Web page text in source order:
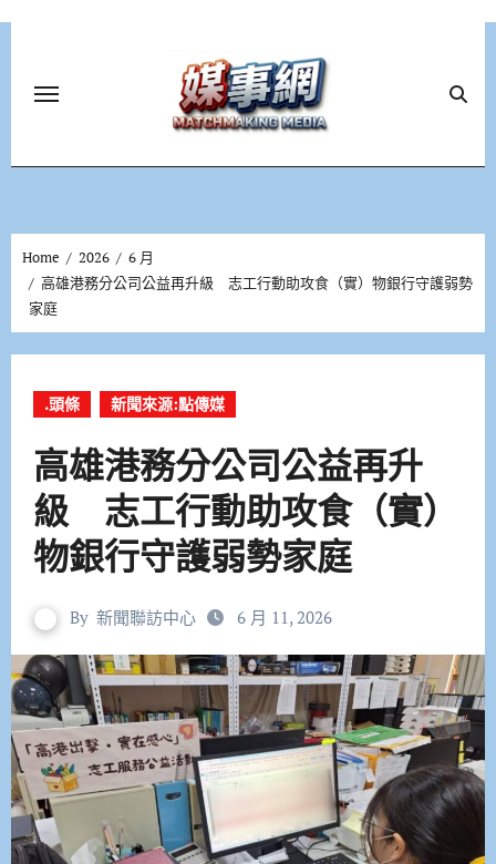
Home 2026
6 月
高雄港務分公司公益再升級 志工行動助攻食（實）物銀行守護弱勢
家庭
.頭條 新聞來源:點傳媒
高雄港務分公司公益再升
級 志工行動助攻食（實）
物銀行守護弱勢家庭
By 新聞聯訪中心 6 月 11, 2026